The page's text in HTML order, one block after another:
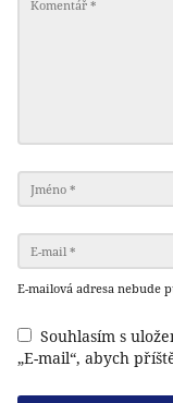
E-mailová adresa nebude
Souhlasím s
„E-mail“, abych